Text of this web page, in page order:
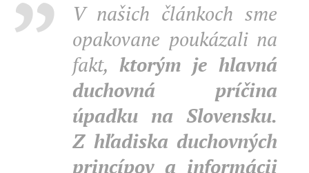
V našich článkoch sme
opakovane poukázali na
fakt, ktorým je hlavná
duchovná príčina
úpadku na Slovensku.
Z hľadiska duchovných
princípov a informácii